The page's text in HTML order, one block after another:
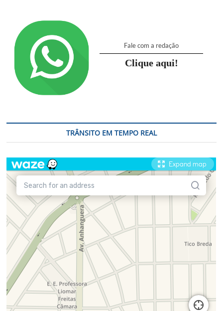
Fale com a redação
Clique aqui!
TRÂNSITO EM TEMPO REAL